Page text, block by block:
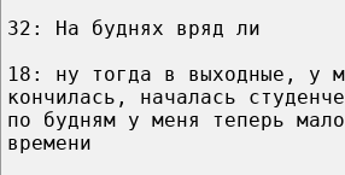
32: На буднях вряд ли
18: ну тогда в выходные, у
кончилась, началась
по будням у меня теперь
времени